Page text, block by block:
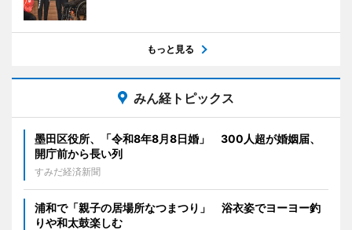
もっと見る
みん経トピックス
墨田区役所、「令和8年8月8日婚」 300人超が婚姻届、
開庁前から長い列
すみだ経済新聞
浦和で「親子の居場所なつまつり」 浴衣姿でヨーヨー釣
りや和太鼓楽しむ